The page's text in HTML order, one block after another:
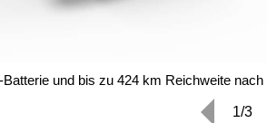
und bis zu 424 km Reichweite nach
1/3